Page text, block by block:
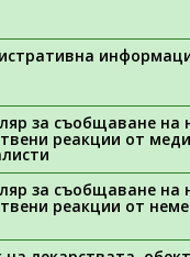
за съобщаване на
реакции от
за съобщаване на
реакции от